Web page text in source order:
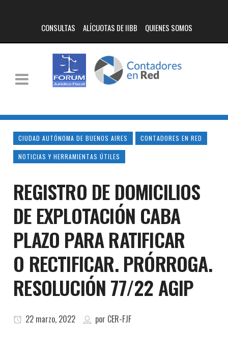
CONSULTAS ALÍCUOTAS DE IIBB QUIENES SOMOS
CIUDAD AUTÓNOMA DE BUENOS AIRES CONTADORES EN RED
NOTICIAS Y HERRAMIENTAS ÚTILES
REGISTRO DE DOMICILIOS
DE EXPLOTACIÓN CABA
PLAZO PARA RATIFICAR
O RECTIFICAR. PRÓRROGA.
RESOLUCIÓN 77/22 AGIP
22 marzo, 2022 por CER-FJF